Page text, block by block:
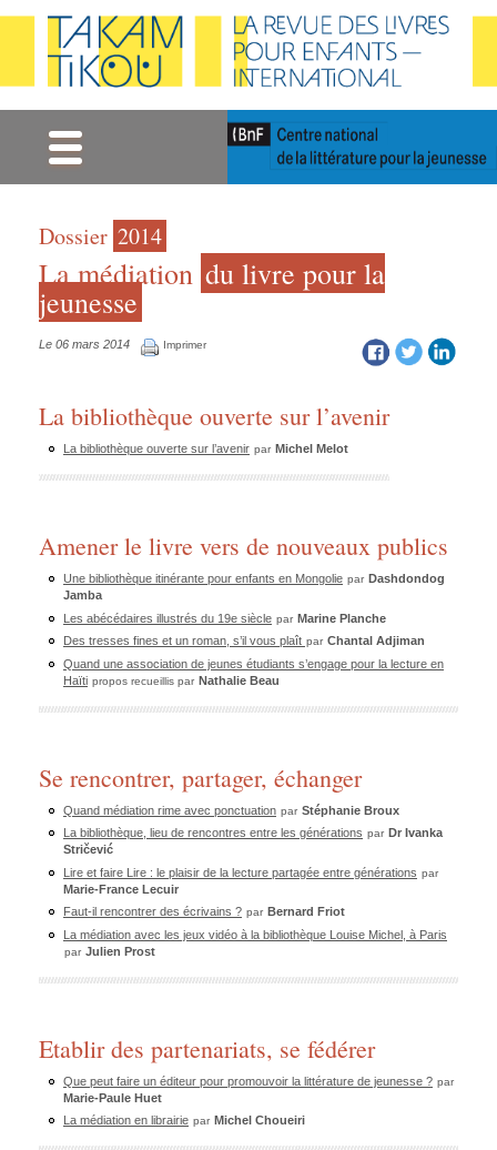
Dossier 2014
La médiation du livre pour la
jeunesse
Le 06 mars 2014 Imprimer
La bibliothèque ouverte sur l’avenir
La bibliothèque ouverte sur l’avenir par Michel Melot
Amener le livre vers de nouveaux publics
Une bibliothèque itinérante pour enfants en Mongolie par Dashdondog
Jamba
Les abécédaires illustrés du 19e siècle par Marine Planche
Des tresses fines et un roman, s’il vous plaît par Chantal Adjiman
Quand une association de jeunes étudiants s’engage pour la lecture en
Haïti propos recueillis par Nathalie Beau
Se rencontrer, partager, échanger
Quand médiation rime avec ponctuation par Stéphanie Broux
La bibliothèque, lieu de rencontres entre les générations par Dr Ivanka
Stričević
Lire et faire Lire : le plaisir de la lecture partagée entre générations par
Marie-France Lecuir
Faut-il rencontrer des écrivains ? par Bernard Friot
La médiation avec les jeux vidéo à la bibliothèque Louise Michel, à Paris
par Julien Prost
Etablir des partenariats, se fédérer
Que peut faire un éditeur pour promouvoir la littérature de jeunesse ? par
Marie-Paule Huet
La médiation en librairie par Michel Choueiri